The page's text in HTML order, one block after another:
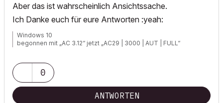
Aber das ist wahrscheinlich Ansichtssache.
Ich Danke euch für eure Antworten :yeah:
Windows 10
begonnen mit „AC 3.12“ jetzt „AC29 | 3000 | AUT | FULL“
0
ANTWORTEN